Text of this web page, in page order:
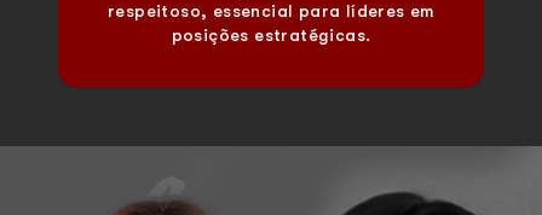
respeitoso, essencial para líderes em
posições estratégicas.